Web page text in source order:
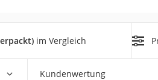
im Vergleich
Kundenwertung